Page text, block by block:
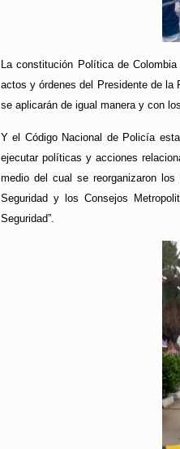
La constitución Política de
actos y órdenes del Presidente de la
se aplicarán de igual manera y con
Y el Código Nacional de Policía
ejecutar políticas y acciones
medio del cual se reorganizaron
Seguridad y los Consejos
Seguridad”.